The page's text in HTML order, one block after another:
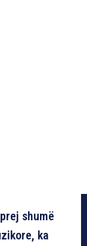
shumë
ka